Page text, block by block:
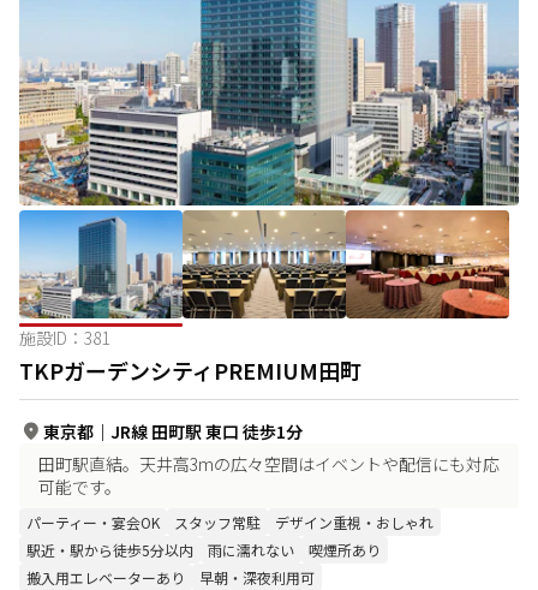
施設ID： 381
TKPガーデンシティPREMIUM田町
東京都 ｜ JR線 田町駅 東口 徒歩1分
田町駅直結。天井高3mの広々空間はイベントや配信にも対応
可能です。
パーティー・宴会OK スタッフ常駐
デザイン重視・おしゃれ
駅近・駅から徒歩5分以内
雨に濡れない
喫煙所あり
搬入用エレベーターあり
早朝・深夜利用可